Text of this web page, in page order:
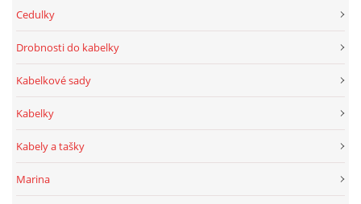
Cedulky
Drobnosti do kabelky
Kabelkové sady
Kabelky
Kabely a tašky
Marina